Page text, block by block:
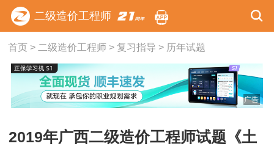
二级造价工程师
首页> 二级造价工程师> 复习指导 > 历年试题
广告
2019年广西二级造价工程师试题《土